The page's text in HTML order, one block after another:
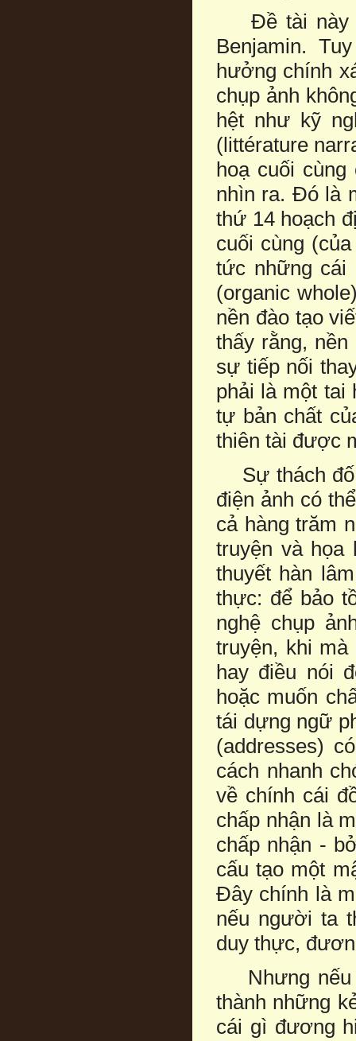
Ðề tài này
Benjamin.
hưởng chính
chụp ảnh
hệt như kỹ
(littérature
hoạ cuối
nhìn ra. Ðó là
thứ 14 hoạch
cuối cùng
tức những cái
(organic
nền đào tạo
thấy rằng,
sự tiếp nối
phải là một tai
tự bản chất
thiên tài được
Sự thách đố
điện ảnh có
cả hàng trăm
truyện và
thuyết hàn
thực: để bảo
nghệ chụp
truyện, khi
hay điều nói
hoặc muốn
tái dựng ngữ
(addresses)
cách nhanh
về chính cái
chấp nhận là
chấp nhận -
cấu tạo một
Ðây chính là
nếu người ta
duy thực,
Nhưng nếu
thành những
cái gì đương